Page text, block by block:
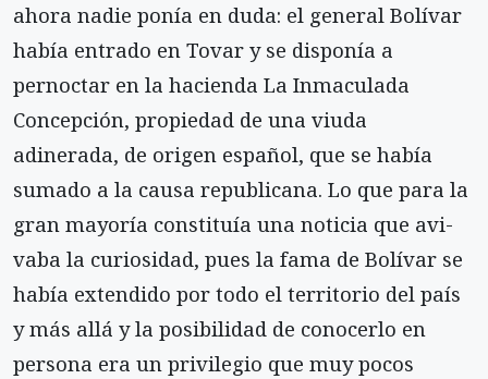
ahora nadie ponía en duda: el general Bolívar
había entrado en Tovar y se disponía a
pernoctar en la hacienda La Inmaculada
Concepción, propiedad de una viuda
adinerada, de origen español, que se había
sumado a la causa republicana. Lo que para la
gran mayoría constituía una noticia que avi-
vaba la curiosidad, pues la fama de Bolívar se
había extendido por todo el territorio del país
y más allá y la posibilidad de conocerlo en
persona era un privilegio que muy pocos